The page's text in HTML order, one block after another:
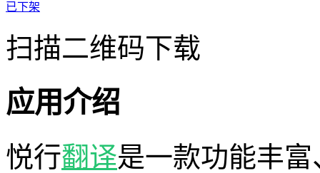
已下架
扫描二维码下载
应用介绍
悦行翻译是一款功能丰